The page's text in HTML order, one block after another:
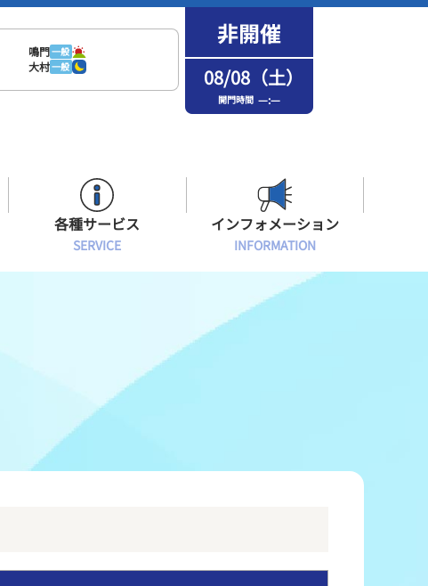
鳴門一般
大村一般 08/08（土）
開門時間 —:—
場内フリーWi-Fiご案内
ボートレース浜名湖の楽しみ方
オラレ浜松
各種サービス
SERVICE
メンバーズルーム会員
選手応援横断幕について
冠レース協賛キャンペーン
インフォメーション
INFORMATION
インフォメーション